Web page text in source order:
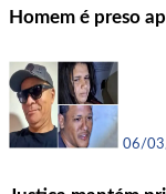
Homem é preso
06/